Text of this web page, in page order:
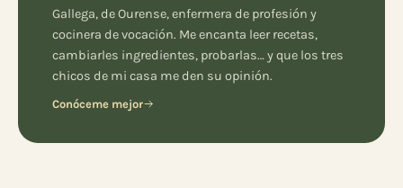
Gallega, de Ourense, enfermera de profesión y
cocinera de vocación. Me encanta leer recetas,
cambiarles ingredientes, probarlas… y que los tres
chicos de mi casa me den su opinión.
Conóceme mejor